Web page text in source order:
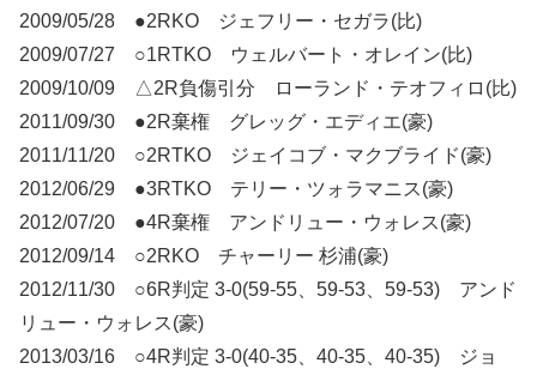
2009/05/28 ●2RKO ジェフリー・セガラ(比)
2009/07/27 ○1RTKO ウェルバート・オレイン(比)
2009/10/09 △2R負傷引分 ローランド・テオフィロ(比)
2011/09/30 ●2R棄権 グレッグ・エディエ(豪)
2011/11/20 ○2RTKO ジェイコブ・マクブライド(豪)
2012/06/29 ●3RTKO テリー・ツォラマニス(豪)
2012/07/20 ●4R棄権 アンドリュー・ウォレス(豪)
2012/09/14 ○2RKO チャーリー 杉浦(豪)
2012/11/30 ○6R判定 3-0(59-55、59-53、59-53) アンド
リュー・ウォレス(豪)
2013/03/16 ○4R判定 3-0(40-35、40-35、40-35) ジョ